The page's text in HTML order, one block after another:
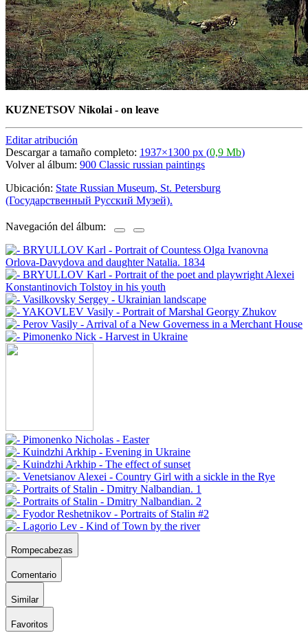
KUZNETSOV Nikolai - on leave
Editar atribución
Descargar a tamaño completo: 1937×1300 px (0,9 Mb)
Volver al álbum: 900 Classic russian paintings
Ubicación: State Russian Museum, St. Petersburg
(Государственный Русский Музей).
Navegación del álbum:
Rompecabezas
Comentario
Similar
Favoritos